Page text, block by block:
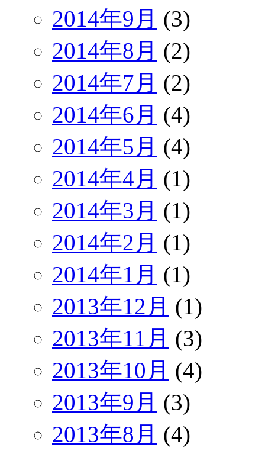
2014年9月 (3)
2014年8月 (2)
2014年7月 (2)
2014年6月 (4)
2014年5月 (4)
2014年4月 (1)
2014年3月 (1)
2014年2月 (1)
2014年1月 (1)
2013年12月 (1)
2013年11月 (3)
2013年10月 (4)
2013年9月 (3)
2013年8月 (4)